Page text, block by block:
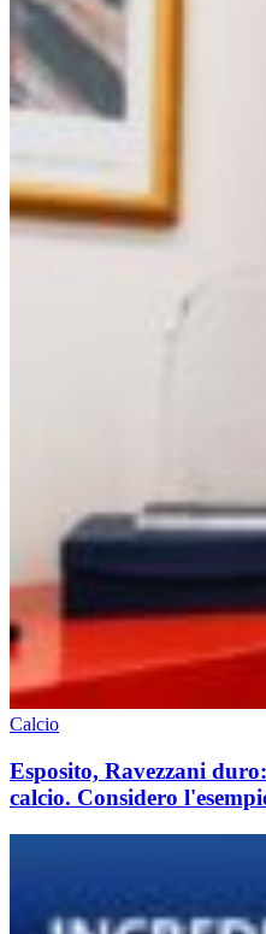
Calcio
Esposito, Ravezzani
calcio. Considero